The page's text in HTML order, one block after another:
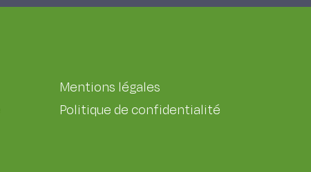
Mentions légales
Politique de confidentialité